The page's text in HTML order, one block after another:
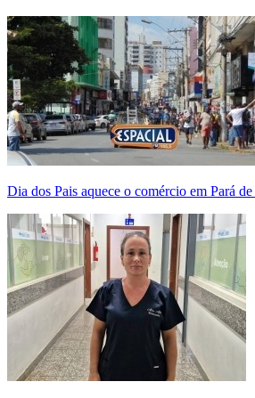
Dia dos Pais aquece o comércio em Pará